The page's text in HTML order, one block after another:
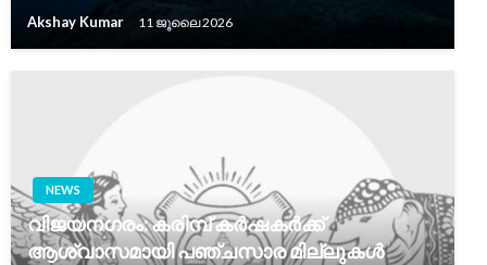
Akshay Kumar 11 ജൂലൈ 2026
NEWS
വിജയനഗരം: കരിമ്പ് കർഷകർക്ക്
ആശ്വാസമായി പഞ്ചസാര മില്ലുകൾ